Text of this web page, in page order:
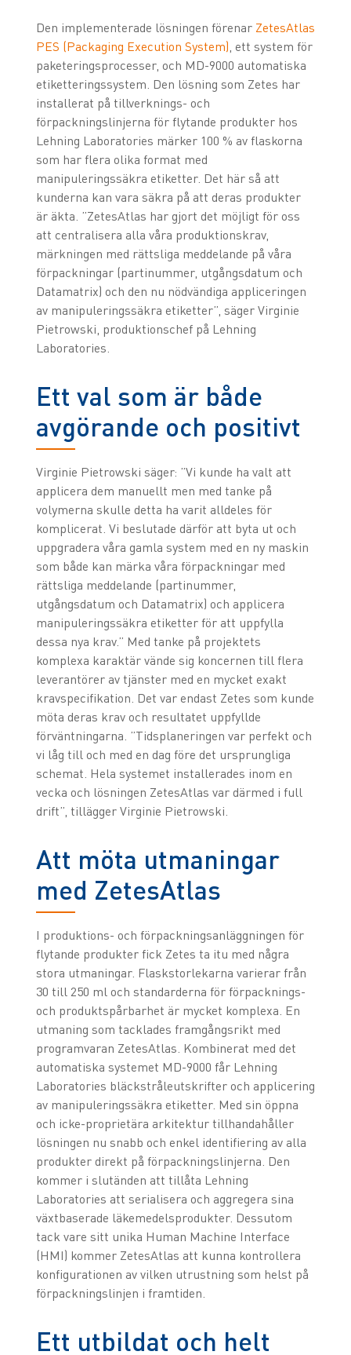
Den implementerade lösningen förenar ZetesAtlas
PES (Packaging Execution System), ett system för
paketeringsprocesser, och MD-9000 automatiska
etiketteringssystem. Den lösning som Zetes har
installerat på tillverknings- och
förpackningslinjerna för flytande produkter hos
Lehning Laboratories märker 100 % av flaskorna
som har flera olika format med
manipuleringssäkra etiketter. Det här så att
kunderna kan vara säkra på att deras produkter
är äkta. ”ZetesAtlas har gjort det möjligt för oss
att centralisera alla våra produktionskrav,
märkningen med rättsliga meddelande på våra
förpackningar (partinummer, utgångsdatum och
Datamatrix) och den nu nödvändiga appliceringen
av manipuleringssäkra etiketter”, säger Virginie
Pietrowski, produktionschef på Lehning
Laboratories.
Ett val som är både
avgörande och positivt
Virginie Pietrowski säger: ”Vi kunde ha valt att
applicera dem manuellt men med tanke på
volymerna skulle detta ha varit alldeles för
komplicerat. Vi beslutade därför att byta ut och
uppgradera våra gamla system med en ny maskin
som både kan märka våra förpackningar med
rättsliga meddelande (partinummer,
utgångsdatum och Datamatrix) och applicera
manipuleringssäkra etiketter för att uppfylla
dessa nya krav.” Med tanke på projektets
komplexa karaktär vände sig koncernen till flera
leverantörer av tjänster med en mycket exakt
kravspecifikation. Det var endast Zetes som kunde
möta deras krav och resultatet uppfyllde
förväntningarna. ”Tidsplaneringen var perfekt och
vi låg till och med en dag före det ursprungliga
schemat. Hela systemet installerades inom en
vecka och lösningen ZetesAtlas var därmed i full
drift”, tillägger Virginie Pietrowski.
Att möta utmaningar
med ZetesAtlas
I produktions- och förpackningsanläggningen för
flytande produkter fick Zetes ta itu med några
stora utmaningar. Flaskstorlekarna varierar från
30 till 250 ml och standarderna för förpacknings-
och produktspårbarhet är mycket komplexa. En
utmaning som tacklades framgångsrikt med
programvaran ZetesAtlas. Kombinerat med det
automatiska systemet MD-9000 får Lehning
Laboratories bläckstråleutskrifter och applicering
av manipuleringssäkra etiketter. Med sin öppna
och icke-proprietära arkitektur tillhandahåller
lösningen nu snabb och enkel identifiering av alla
produkter direkt på förpackningslinjerna. Den
kommer i slutänden att tillåta Lehning
Laboratories att serialisera och aggregera sina
växtbaserade läkemedelsprodukter. Dessutom
tack vare sitt unika Human Machine Interface
(HMI) kommer ZetesAtlas att kunna kontrollera
konfigurationen av vilken utrustning som helst på
förpackningslinjen i framtiden.
Ett utbildat och helt